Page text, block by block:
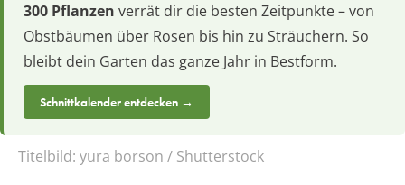
300 Pflanzen verrät dir die besten Zeitpunkte – von
Obstbäumen über Rosen bis hin zu Sträuchern. So
bleibt dein Garten das ganze Jahr in Bestform.
Schnittkalender entdecken →
Titelbild: yura borson / Shutterstock